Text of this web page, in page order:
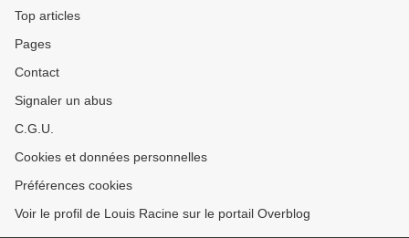
Top articles
Pages
Contact
Signaler un abus
C.G.U.
Cookies et données personnelles
Préférences cookies
Voir le profil de Louis Racine sur le portail Overblog